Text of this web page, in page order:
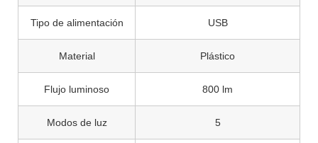
Tipo de alimentación USB
Material Plástico
Flujo luminoso 800 lm
Modos de luz 5